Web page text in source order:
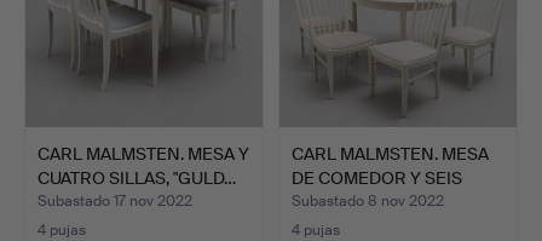
CARL MALMSTEN. MESA Y
CUATRO SILLAS, "GULD…
Subastado 17 nov 2022
4 pujas
CARL MALMSTEN. MESA
DE COMEDOR Y SEIS
SILL…
Subastado 8 nov 2022
4 pujas